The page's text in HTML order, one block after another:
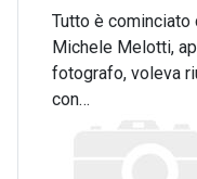
Tutto è cominciato
Michele Melotti,
fotografo, voleva
con…